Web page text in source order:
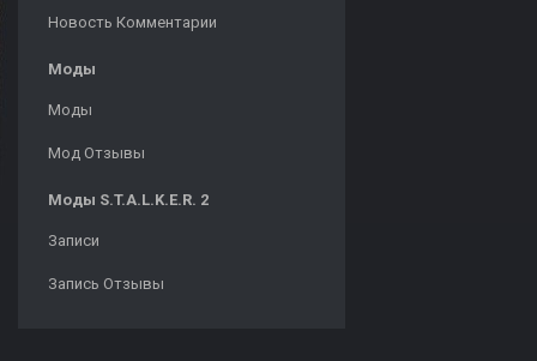
Новость Комментарии
Моды
Моды
Мод Отзывы
Моды S.T.A.L.K.E.R. 2
Записи
Запись Отзывы